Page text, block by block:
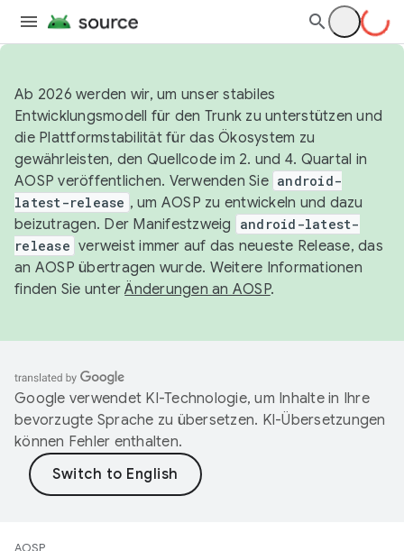
Ab 2026 werden wir, um unser stabiles
Entwicklungsmodell für den Trunk zu unterstützen und
die Plattformstabilität für das Ökosystem zu
gewährleisten, den Quellcode im 2. und 4. Quartal in
AOSP veröffentlichen. Verwenden Sie android-
latest-release , um AOSP zu entwickeln und dazu
beizutragen. Der Manifestzweig
android-latest-
release verweist immer auf das neueste Release, das
an AOSP übertragen wurde. Weitere Informationen
finden Sie unterÄnderungen an AOSP.
Google verwendet KI-Technologie, um Inhalte in Ihre
bevorzugte Sprache zu übersetzen. KI-Übersetzungen
können Fehler enthalten.
AOSP